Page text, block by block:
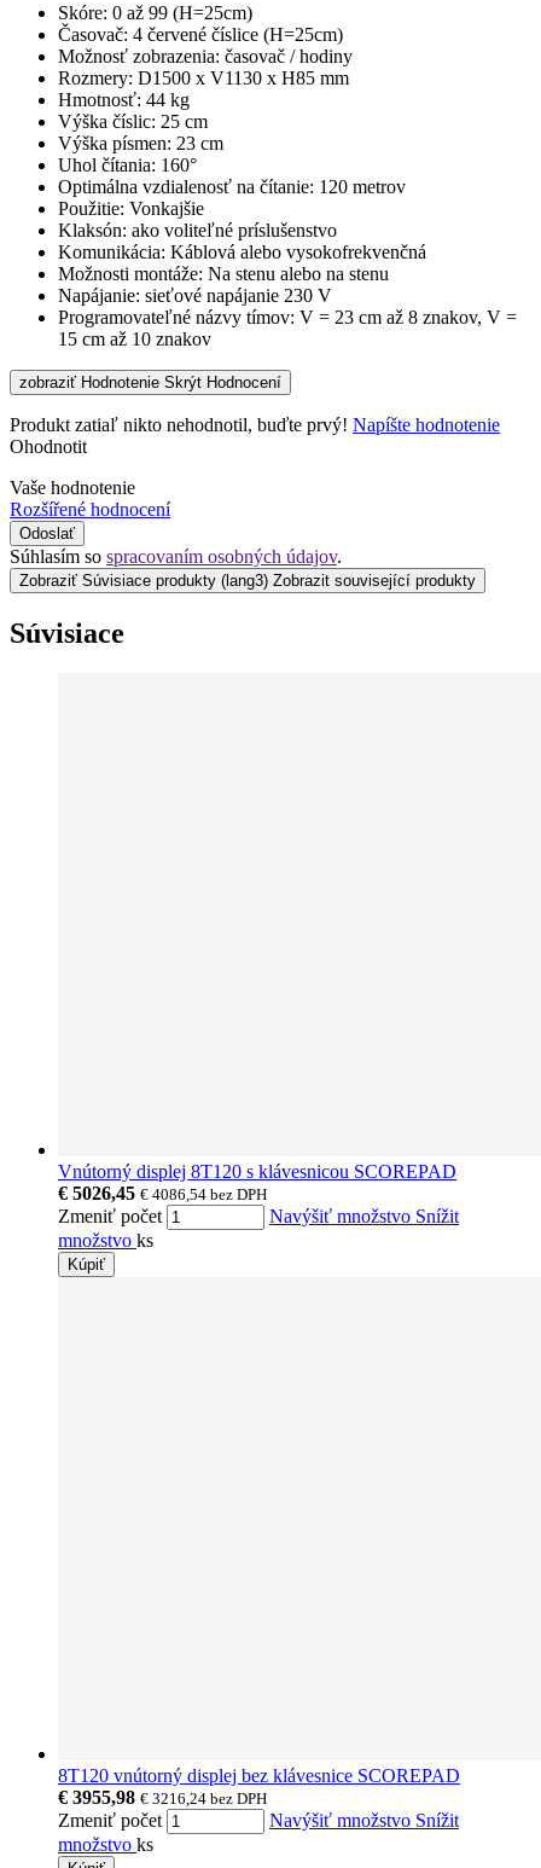
Skóre: 0 až 99 (H=25cm)
Časovač: 4 červené číslice (H=25cm)
Možnosť zobrazenia: časovač / hodiny
Rozmery: D1500 x V1130 x H85 mm
Hmotnosť: 44 kg
Výška číslic: 25 cm
Výška písmen: 23 cm
Uhol čítania: 160°
Optimálna vzdialenosť na čítanie: 120 metrov
Použitie: Vonkajšie
Klaksón: ako voliteľné príslušenstvo
Komunikácia: Káblová alebo vysokofrekvenčná
Možnosti montáže: Na stenu alebo na stenu
Napájanie: sieťové napájanie 230 V
Programovateľné názvy tímov: V = 23 cm až 8 znakov, V =
15 cm až 10 znakov
zobraziť Hodnotenie Skrýt Hodnocení
Produkt zatiaľ nikto nehodnotil, buďte prvý! Napíšte hodnotenie
Ohodnotit
Vaše hodnotenie
Rozšířené hodnocení
Odoslať
Súhlasím so spracovaním osobných údajov.
Zobraziť Súvisiace produkty (lang3) Zobrazit související produkty
Súvisiace
Vnútorný displej 8T120 s klávesnicou SCOREPAD
€ 5026,45 € 4086,54 bez DPH
Zmeniť počet Navýšiť množstvo Snížit
množstvo ks
Kúpiť
8T120 vnútorný displej bez klávesnice SCOREPAD
€ 3955,98 € 3216,24 bez DPH
Zmeniť počet Navýšiť množstvo Snížit
množstvo ks